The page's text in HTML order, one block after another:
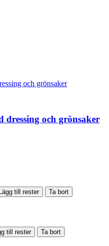
dressing och grönsaker
Lägg till rester Ta bort
till rester Ta bort